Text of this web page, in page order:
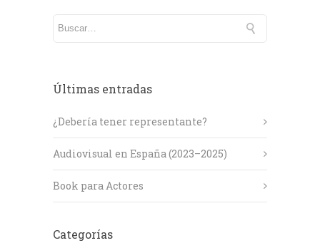
Últimas entradas
¿Debería tener representante?
Audiovisual en España (2023–2025)
Book para Actores
Categorías